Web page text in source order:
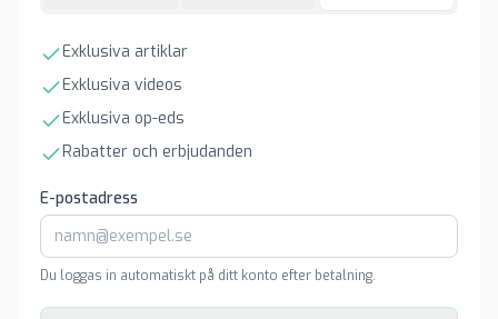
Exklusiva artiklar
Exklusiva videos
Exklusiva op-eds
Rabatter och erbjudanden
E-postadress
Du loggas in automatiskt på ditt konto efter betalning.